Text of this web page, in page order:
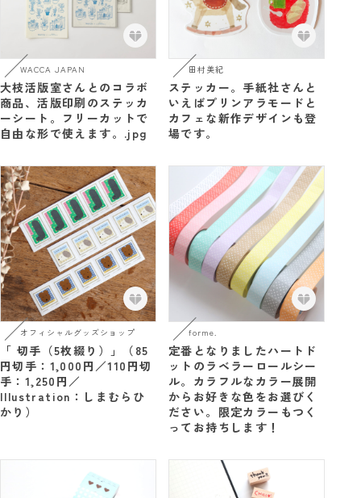
WACCA JAPAN
大枝活版室さんとのコラボ
商品、活版印刷のステッカ
ーシート。フリーカットで
自由な形で使えます。.jpg
田村美紀
ステッカー。手紙社さんと
いえばプリンアラモードと
カフェな新作デザインも登
場です。
オフィシャルグッズショップ
「 切手（5枚綴り）」（85
円切手：1,000円／110円切
手：1,250円／
Illustration：しまむらひ
かり）
forme.
定番となりましたハートド
ットのラベラーロールシー
ル。カラフルなカラー展開
からお好きな色をお選びく
ださい。限定カラーもつく
ってお持ちします！